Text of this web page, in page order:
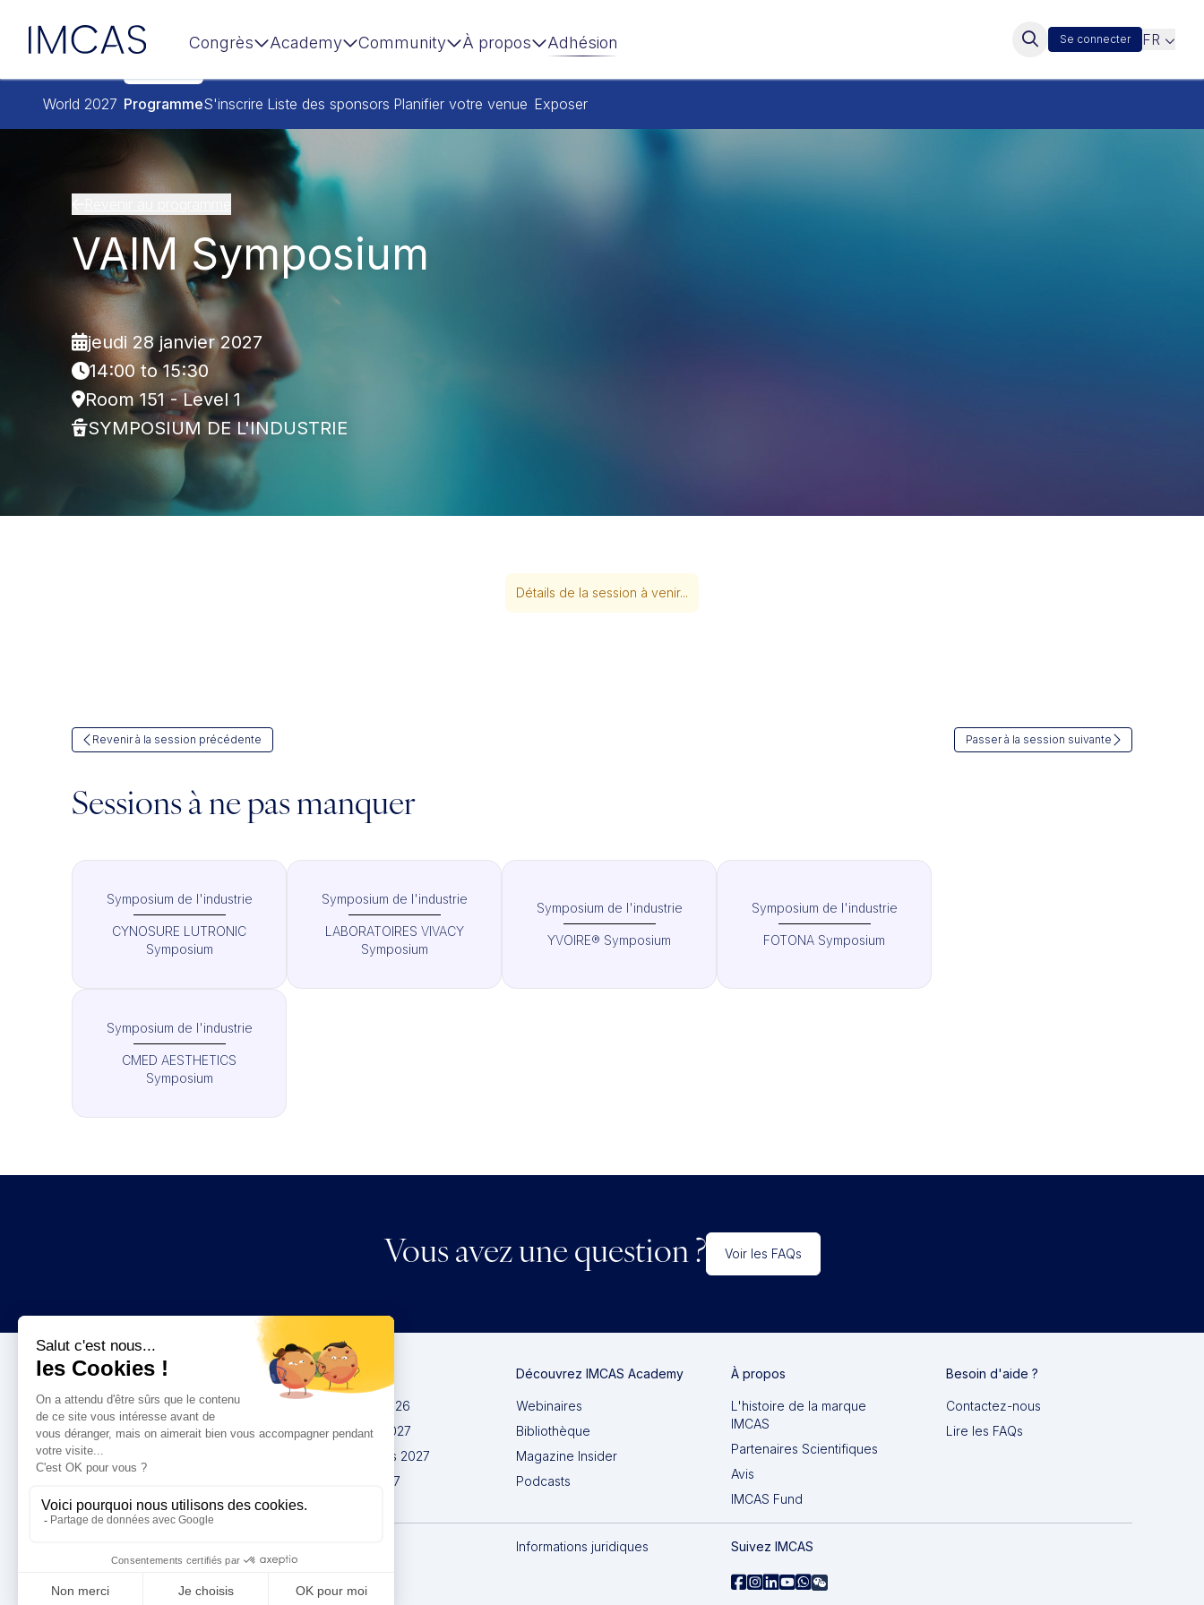
Aller au contenu principal
IMCAS Congrès Academy Community À propos Adhésion Se connecter FR
World 2027 ProgrammeS'inscrire Liste des sponsors Planifier votre venue Exposer
VAIM Symposium
jeudi 28 janvier 2027
14:00 to 15:30
Room 151 - Level 1
SYMPOSIUM DE L'INDUSTRIE
Détails de la session à venir...
Revenir à la session précédente Passer à la session suivante
Sessions à ne pas manquer
Symposium de l'industrie
CYNOSURE LUTRONIC
Symposium
Symposium de l'industrie
LABORATOIRES VIVACY
Symposium
Symposium de l'industrie
YVOIRE® Symposium
Symposium de l'industrie
FOTONA Symposium
Symposium de l'industrie
CMED AESTHETICS
Symposium
Vous avez une question ? Voir les FAQs
Congrès
IMCAS China 2026
IMCAS World 2027
IMCAS Americas 2027
IMCAS Asia 2027
Découvrez IMCAS Academy
Webinaires
Bibliothèque
Magazine Insider
Podcasts
À propos
L'histoire de la marque
IMCAS
Partenaires Scientifiques
Avis
IMCAS Fund
Besoin d'aide ?
Contactez-nous
Lire les FAQs
Informations juridiques Suivez IMCAS